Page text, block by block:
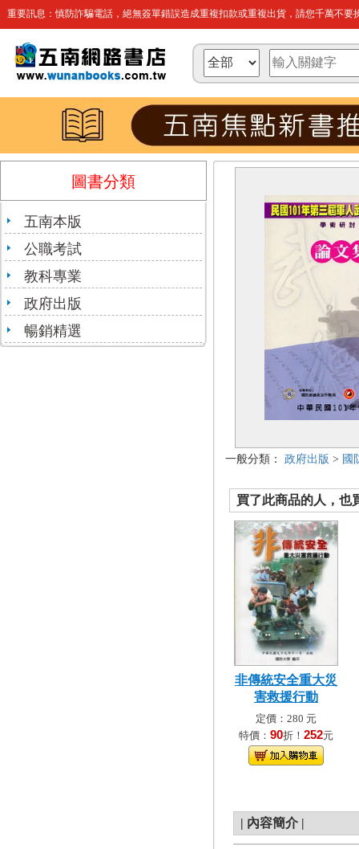
重要訊息：慎防詐騙電話，絕無簽單錯誤造成重複扣款或重複出貨，請您千萬不要
圖書分類
五南本版
公職考試
教科專業
政府出版
暢銷精選
一般分類： 政府出版 > 國
買了此商品的人，也
非傳統安全重大災
害救援行動
定價：280 元
特價： 90折！ 252元
| 內容簡介 |